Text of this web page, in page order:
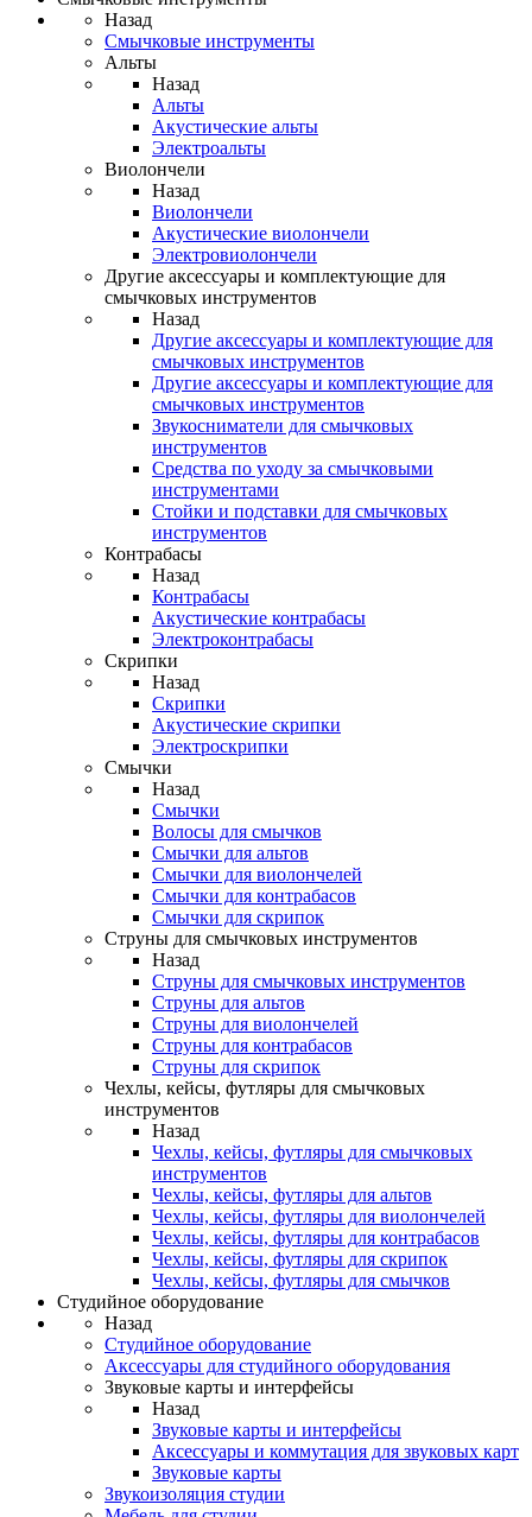
Назад
Смычковые инструменты
Альты
Назад
Альты
Акустические альты
Электроальты
Виолончели
Назад
Виолончели
Акустические виолончели
Электровиолончели
Другие аксессуары и комплектующие для
смычковых инструментов
Назад
Другие аксессуары и комплектующие для
смычковых инструментов
Другие аксессуары и комплектующие для
смычковых инструментов
Звукосниматели для смычковых
инструментов
Средства по уходу за смычковыми
инструментами
Стойки и подставки для смычковых
инструментов
Контрабасы
Назад
Контрабасы
Акустические контрабасы
Электроконтрабасы
Скрипки
Назад
Скрипки
Акустические скрипки
Электроскрипки
Смычки
Назад
Смычки
Волосы для смычков
Смычки для альтов
Смычки для виолончелей
Смычки для контрабасов
Смычки для скрипок
Струны для смычковых инструментов
Назад
Струны для смычковых инструментов
Струны для альтов
Струны для виолончелей
Струны для контрабасов
Струны для скрипок
Чехлы, кейсы, футляры для смычковых
инструментов
Назад
Чехлы, кейсы, футляры для смычковых
инструментов
Чехлы, кейсы, футляры для альтов
Чехлы, кейсы, футляры для виолончелей
Чехлы, кейсы, футляры для контрабасов
Чехлы, кейсы, футляры для скрипок
Чехлы, кейсы, футляры для смычков
Студийное оборудование
Назад
Студийное оборудование
Аксессуары для студийного оборудования
Звуковые карты и интерфейсы
Назад
Звуковые карты и интерфейсы
Аксессуары и коммутация для звуковых карт
Звуковые карты
Звукоизоляция студии